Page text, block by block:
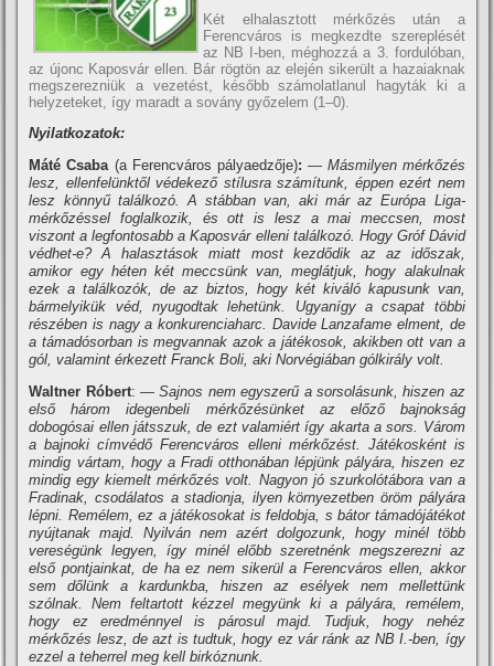
Két elhalasztott mérkőzés után a
Ferencváros is megkezdte szereplését
az NB I-ben, méghozzá a 3. fordulóban,
az újonc Kaposvár ellen. Bár rögtön az elején sikerült a hazaiaknak
megszerezniük a vezetést, később számolatlanul hagyták ki a
helyzeteket, í­gy maradt a sovány győzelem (1–0).
Nyilatkozatok:
Máté Csaba (a Ferencváros pályaedzője): — Másmilyen mérkőzés
lesz, ellenfelünktől védekező stí­lusra számí­tunk, éppen ezért nem
lesz könnyű találkozó. A stábban van, aki már az Európa Liga-
mérkőzéssel foglalkozik, és ott is lesz a mai meccsen, most
viszont a legfontosabb a Kaposvár elleni találkozó. Hogy Gróf Dávid
védhet-e? A halasztások miatt most kezdődik az az időszak,
amikor egy héten két meccsünk van, meglátjuk, hogy alakulnak
ezek a találkozók, de az biztos, hogy két kiváló kapusunk van,
bármelyikük véd, nyugodtak lehetünk. Ugyaní­gy a csapat többi
részében is nagy a konkurenciaharc. Davide Lanzafame elment, de
a támadósorban is megvannak azok a játékosok, akikben ott van a
gól, valamint érkezett Franck Boli, aki Norvégiában gólkirály volt.
Waltner Róbert:— Sajnos nem egyszerű a sorsolásunk, hiszen az
első három idegenbeli mérkőzésünket az előző bajnokság
dobogósai ellen játsszuk, de ezt valamiért í­gy akarta a sors. Várom
a bajnoki cí­mvédő Ferencváros elleni mérkőzést. Játékosként is
mindig vártam, hogy a Fradi otthonában lépjünk pályára, hiszen ez
mindig egy kiemelt mérkőzés volt. Nagyon jó szurkolótábora van a
Fradinak, csodálatos a stadionja, ilyen környezetben öröm pályára
lépni. Remélem, ez a játékosokat is feldobja, s bátor támadójátékot
nyújtanak majd. Nyilván nem azért dolgozunk, hogy minél több
vereségünk legyen, í­gy minél előbb szeretnénk megszerezni az
első pontjainkat, de ha ez nem sikerül a Ferencváros ellen, akkor
sem dőlünk a kardunkba, hiszen az esélyek nem mellettünk
szólnak. Nem feltartott kézzel megyünk ki a pályára, remélem,
hogy ez eredménnyel is párosul majd. Tudjuk, hogy nehéz
mérkőzés lesz, de azt is tudtuk, hogy ez vár ránk az NB I.-ben, í­gy
ezzel a teherrel meg kell birkóznunk.